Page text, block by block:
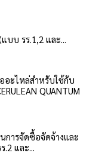
แบบ รร.1,2 และ...
อะไหล่สำหรับใช้กับ
QUANTUM
นการจัดซื้อจัดจ้างและ
และ...